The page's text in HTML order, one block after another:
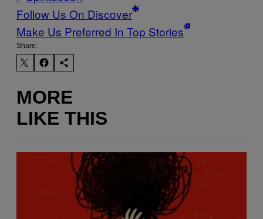
Follow Us On Discover
Make Us Preferred In Top Stories
Share:
MORE
LIKE THIS